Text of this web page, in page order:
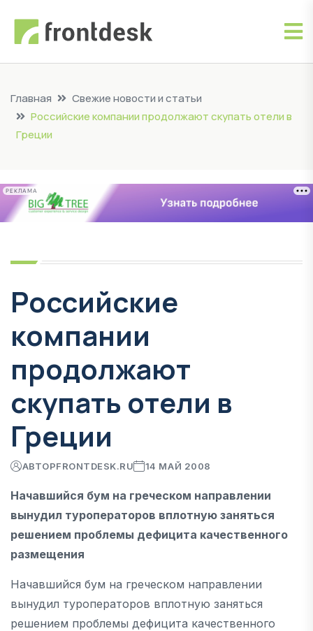
Главная
Свежие новости и статьи
Российские компании продолжают скупать отели в
Греции
РЕКЛАМА
Российские
компании
продолжают
скупать отели в
Греции
АВТОРFRONTDESK.RU 14 МАЙ 2008
Начавшийся бум на греческом направлении
вынудил туроператоров вплотную заняться
решением проблемы дефицита качественного
размещения
Начавшийся бум на греческом направлении
вынудил туроператоров вплотную заняться
решением проблемы дефицита качественного